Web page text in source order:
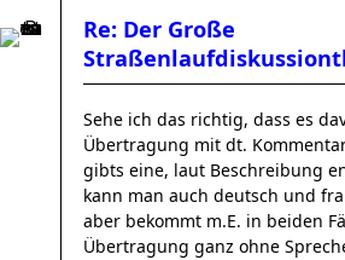
Re: Der Große
Sehe ich das richtig, dass es
Übertragung mit dt.
gibts eine, laut Beschreibung
kann man auch deutsch und
aber bekommt m.E. in beiden
Übertragung ganz ohne